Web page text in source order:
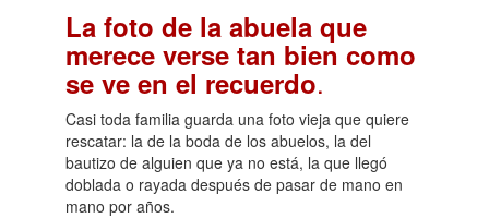
La foto de la abuela que
merece verse tan bien como
se ve en el recuerdo.
Casi toda familia guarda una foto vieja que quiere
rescatar: la de la boda de los abuelos, la del
bautizo de alguien que ya no está, la que llegó
doblada o rayada después de pasar de mano en
mano por años.